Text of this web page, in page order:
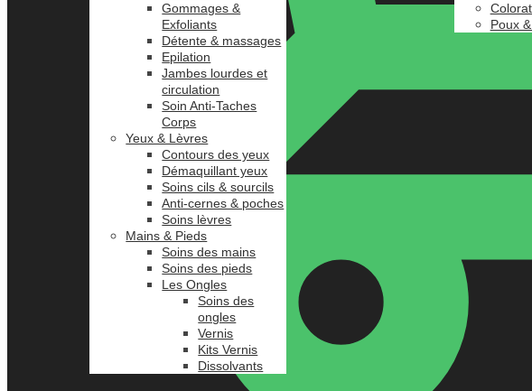
Gommages &
Exfoliants
Détente & massages
Epilation
Jambes lourdes et
circulation
Soin Anti-Taches
Corps
Yeux & Lèvres
Contours des yeux
Démaquillant yeux
Soins cils & sourcils
Anti-cernes & poches
Soins lèvres
Mains & Pieds
Soins des mains
Soins des pieds
Les Ongles
Soins des
ongles
Vernis
Kits Vernis
Dissolvants
Poux